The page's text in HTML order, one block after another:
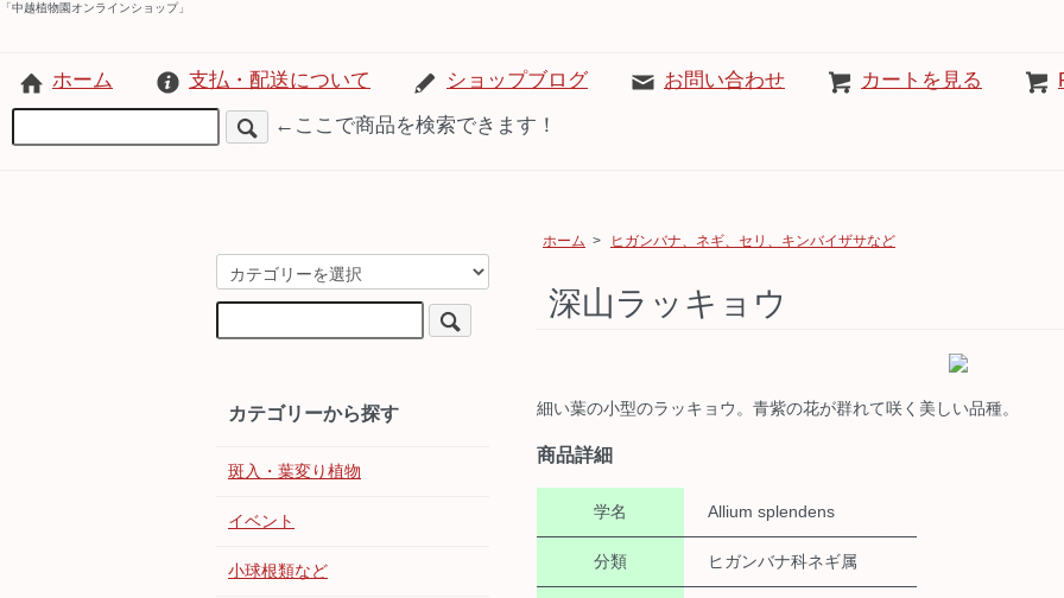
「中越植物園オンラインショップ」
ホーム 支払・配送について ショップブログ お問い合わせ カートを見る
←ここで商品を検索できます！
ホーム > ヒガンバナ、ネギ、セリ、キンバイザサなど
深山ラッキョウ
細い葉の小型のラッキョウ。青紫の花が群れて咲く美しい品種。
商品詳細
学名 Allium splendens
分類 ヒガンバナ科ネギ属
カテゴリーから探す
斑入・葉変り植物
イベント
小球根類など